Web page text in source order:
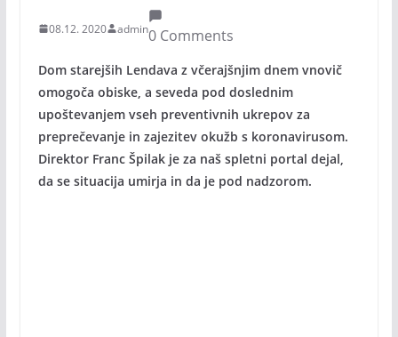
08.12. 2020 admin0 Comments
Dom starejših Lendava z včerajšnjim dnem vnovič
omogoča obiske, a seveda pod doslednim
upoštevanjem vseh preventivnih ukrepov za
preprečevanje in zajezitev okužb s koronavirusom.
Direktor Franc Špilak je za naš spletni portal dejal,
da se situacija umirja in da je pod nadzorom.